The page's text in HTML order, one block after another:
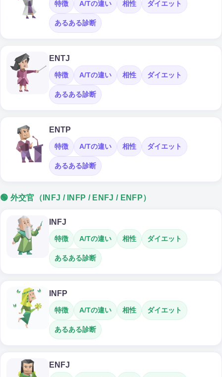
特徴 A/Tの違い 相性 ダイエット
あるある診断
ENTJ
特徴 A/Tの違い 相性 ダイエット
あるある診断
ENTP
特徴 A/Tの違い 相性 ダイエット
あるある診断
🟢 外交官（INFJ / INFP / ENFJ / ENFP）
INFJ
特徴 A/Tの違い 相性 ダイエット
あるある診断
INFP
特徴 A/Tの違い 相性 ダイエット
あるある診断
ENFJ